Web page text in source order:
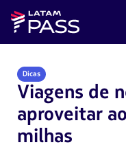
Dicas
Viagens de
aproveitar
milhas